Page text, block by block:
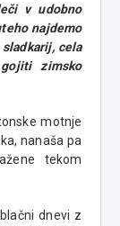
v udobno
najdemo
cela
gojiti zimsko
motnje
nanaša pa
tekom
dnevi z